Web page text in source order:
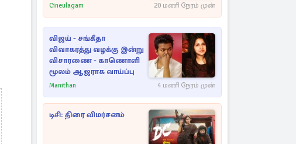
Cineulagam 20 மணி நேரம் முன்
விஜய் - சங்கீதா
விவாகரத்து வழக்கு இன்று
விசாரணை - காணொளி
மூலம் ஆஜராக வாய்ப்பு
Manithan 4 மணி நேரம் முன்
டிசி: திரை விமர்சனம்